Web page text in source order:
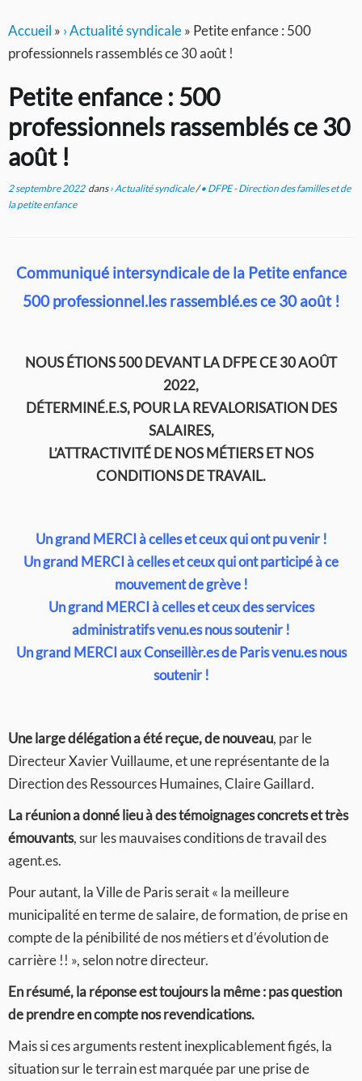
Accueil » › Actualité syndicale» Petite enfance : 500
professionnels rassemblés ce 30 août !
Petite enfance : 500
professionnels rassemblés ce 30
août !
2 septembre 2022dans› Actualité syndicale/• DFPE - Direction des familles et de
la petite enfance
Communiqué intersyndicale de la Petite enfance
500 professionnel.les rassemblé.es ce 30 août !
NOUS ÉTIONS 500 DEVANT LA DFPE CE 30 AOÛT
2022,
DÉTERMINÉ.E.S, POUR LA REVALORISATION DES
SALAIRES,
L’ATTRACTIVITÉ DE NOS MÉTIERS ET NOS
CONDITIONS DE TRAVAIL.
Un grand MERCI à celles et ceux qui ont pu venir !
Un grand MERCI à celles et ceux qui ont participé à ce
mouvement de grève !
Un grand MERCI à celles et ceux des services
administratifs venu.es nous soutenir !
Un grand MERCI aux Conseillèr.es de Paris venu.es nous
soutenir !
Une large délégation a été reçue, de nouveau, par le
Directeur Xavier Vuillaume, et une représentante de la
Direction des Ressources Humaines, Claire Gaillard.
La réunion a donné lieu à des témoignages concrets et très
émouvants, sur les mauvaises conditions de travail des
agent.es.
Pour autant, la Ville de Paris serait « la meilleure
municipalité en terme de salaire, de formation, de prise en
compte de la pénibilité de nos métiers et d’évolution de
carrière !! », selon notre directeur.
En résumé, la réponse est toujours la même : pas question
de prendre en compte nos revendications.
Mais si ces arguments restent inexplicablement figés, la
situation sur le terrain est marquée par une prise de